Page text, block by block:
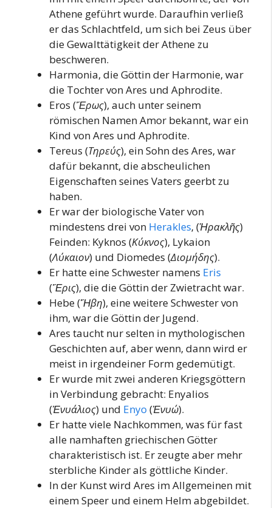
Athene geführt wurde. Daraufhin verließ
er das Schlachtfeld, um sich bei Zeus über
die Gewalttätigkeit der Athene zu
beschweren.
Harmonia, die Göttin der Harmonie, war
die Tochter von Ares und Aphrodite.
Eros (Ἔρως), auch unter seinem
römischen Namen Amor bekannt, war ein
Kind von Ares und Aphrodite.
Tereus (Τηρεύς), ein Sohn des Ares, war
dafür bekannt, die abscheulichen
Eigenschaften seines Vaters geerbt zu
haben.
Er war der biologische Vater von
mindestens drei von Herakles‚ (Ἡρακλῆς)
Feinden: Kyknos (Κύκνος), Lykaion
(Λύκαιον) und Diomedes (Διομήδης).
Er hatte eine Schwester namens Eris
(Ἔρις), die die Göttin der Zwietracht war.
Hebe (Ἥβη), eine weitere Schwester von
ihm, war die Göttin der Jugend.
Ares taucht nur selten in mythologischen
Geschichten auf, aber wenn, dann wird er
meist in irgendeiner Form gedemütigt.
Er wurde mit zwei anderen Kriegsgöttern
in Verbindung gebracht: Enyalios
(Ἐνυάλιος) und Enyo (Ἐνυώ).
Er hatte viele Nachkommen, was für fast
alle namhaften griechischen Götter
charakteristisch ist. Er zeugte aber mehr
sterbliche Kinder als göttliche Kinder.
In der Kunst wird Ares im Allgemeinen mit
einem Speer und einem Helm abgebildet.